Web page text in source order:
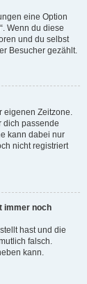
eine Option
Wenn du diese
und du selbst
Besucher gezählt.
eigenen Zeitzone.
dich passende
kann dabei nur
nicht registriert
immer noch
hast und die
falsch.
kann.